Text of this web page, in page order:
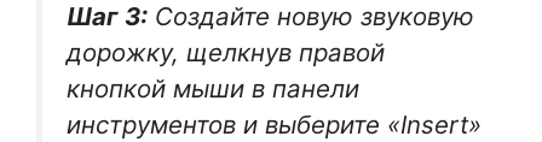
Шаг 3: Создайте новую звуковую
дорожку, щелкнув правой
кнопкой мыши в панели
инструментов и выберите «Insert»